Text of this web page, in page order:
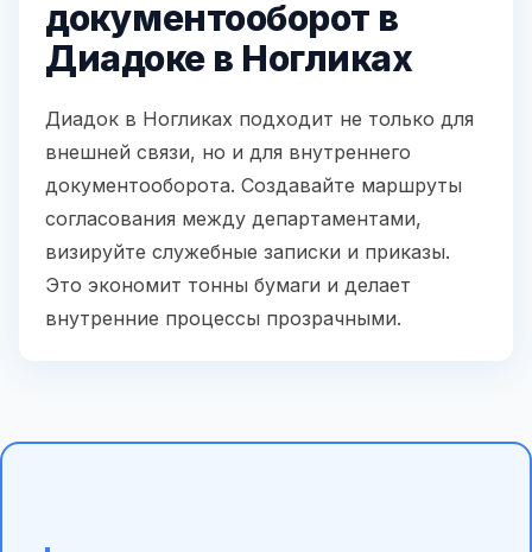
документооборот в
Диадоке в Ногликах
Диадок в Ногликах подходит не только для
внешней связи, но и для внутреннего
документооборота. Создавайте маршруты
согласования между департаментами,
визируйте служебные записки и приказы.
Это экономит тонны бумаги и делает
внутренние процессы прозрачными.